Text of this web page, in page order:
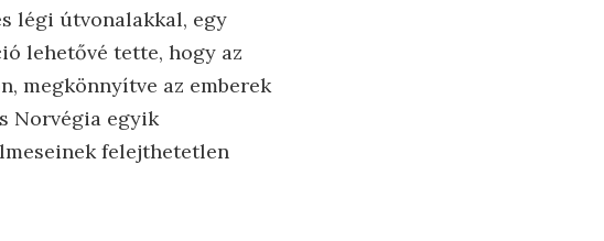
légi útvonalakkal, egy
lehetővé tette, hogy az
megkönnyítve az emberek
Norvégia egyik
felejthetetlen